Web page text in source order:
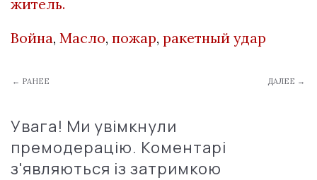
житель.
Война, Масло, пожар, ракетный удар
← РАНЕЕ ДАЛЕЕ →
Увага! Ми увімкнули
премодерацію. Коментарі
з'являються із затримкою